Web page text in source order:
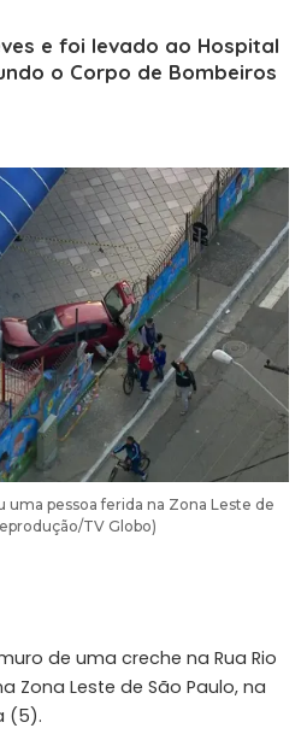
e foi levado ao Hospital
o Corpo de Bombeiros
pessoa ferida na Zona Leste de
TV Globo)
de uma creche na Rua Rio
Zona Leste de São Paulo, na
(5).